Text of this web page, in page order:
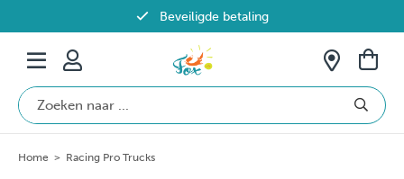
Beveiligde betaling
Gratis verzending vanaf €69 in België
Home > Racing Pro Trucks